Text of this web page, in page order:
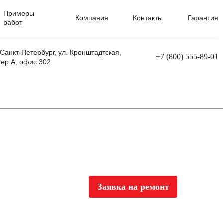
Примеры
работ
Компания Контакты Гарантия
Петербург, ул. Кронштадтская,
А, офис 302
+7 (800) 555-89-01
Заявка на ремонт